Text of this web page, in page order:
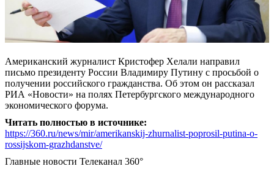
Американский журналист Кристофер Хелали направил
письмо президенту России Владимиру Путину с просьбой о
получении российского гражданства. Об этом он рассказал
РИА «Новости» на полях Петербургского международного
экономического форума.
Читать полностью в источнике:
https://360.ru/news/mir/amerikanskij-zhurnalist-poprosil-putina-o-
rossijskom-grazhdanstve/
Главные новости Телеканал 360°